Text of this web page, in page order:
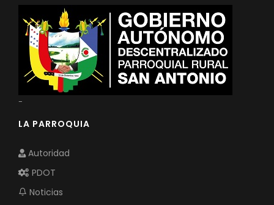
-
LA PARROQUIA
Autoridad
PDOT
Noticias